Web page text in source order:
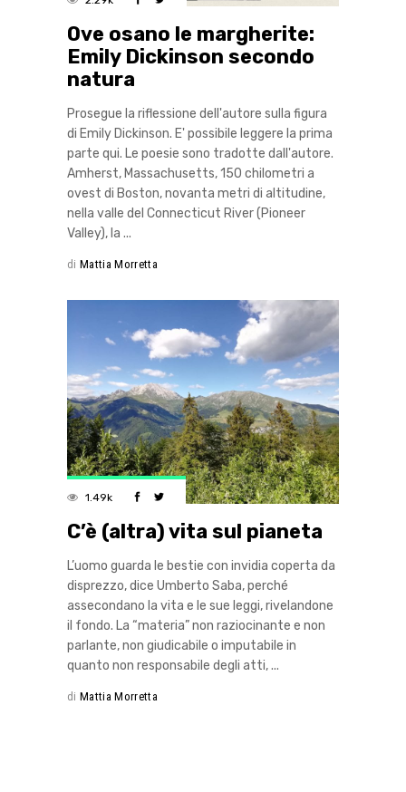
Ove osano le margherite:
Emily Dickinson secondo
natura
Prosegue la riflessione dell'autore sulla figura
di Emily Dickinson. E' possibile leggere la prima
parte qui. Le poesie sono tradotte dall'autore.
Amherst, Massachusetts, 150 chilometri a
ovest di Boston, novanta metri di altitudine,
nella valle del Connecticut River (Pioneer
Valley), la
di Mattia Morretta
1.49k
C’è (altra) vita sul pianeta
L’uomo guarda le bestie con invidia coperta da
disprezzo, dice Umberto Saba, perché
assecondano la vita e le sue leggi, rivelandone
il fondo. La “materia” non raziocinante e non
parlante, non giudicabile o imputabile in
quanto non responsabile degli atti,
di Mattia Morretta